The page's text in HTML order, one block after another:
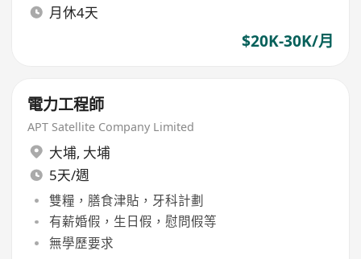
月休4天
$20K-30K/月
電力工程師
APT Satellite Company Limited
大埔, 大埔
5天/週
雙糧，膳食津貼，牙科計劃
有薪婚假，生日假，慰問假等
無學歷要求